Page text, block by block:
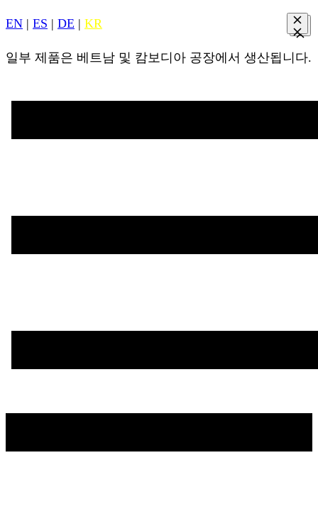
EN | ES | DE | KR
일부 제품은 베트남 및 캄보디아 공장에서 생산됩니다.